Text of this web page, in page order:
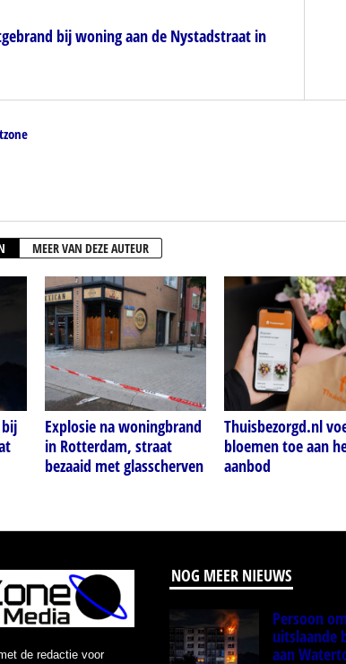
bij woning aan de Nystadstraat in
MEER VAN DEZE AUTEUR
Explosie na woningbrand
in Rotterdam, straat
bezaaid met glasscherven
Thuisbezorgd.nl
bloemen toe aan
aanbod
de redactie voor
NOG MEER NIEUWS
Persoon
uitslaande
aan